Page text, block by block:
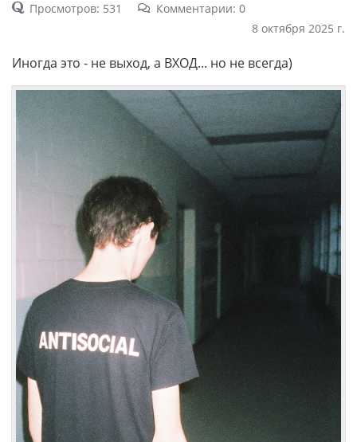
Просмотров: 531
Комментарии: 0
8 октября 2025 г.
Иногда это - не выход, а ВХОД... но не всегда)